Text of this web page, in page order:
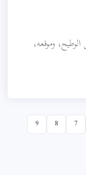
وموقعه،
7
8
9